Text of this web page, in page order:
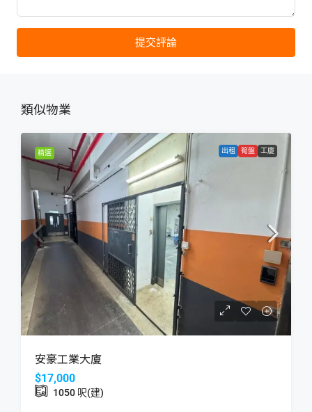
提交評論
類似物業
精選 出租 筍盤 工廈
安豪工業大廈
$17,000
1050 呎(建)